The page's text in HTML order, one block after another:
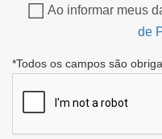
Ao informar meus
de
*Todos os campos são